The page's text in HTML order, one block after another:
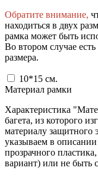
Обратите внимание,
находиться в двух
рамка может быть
Во втором случае
размера.
10*15 см.
Материал рамки
Характеристика
багета, из которого
материалу защитного
указываем в
прозрачного
вариант) или не быть